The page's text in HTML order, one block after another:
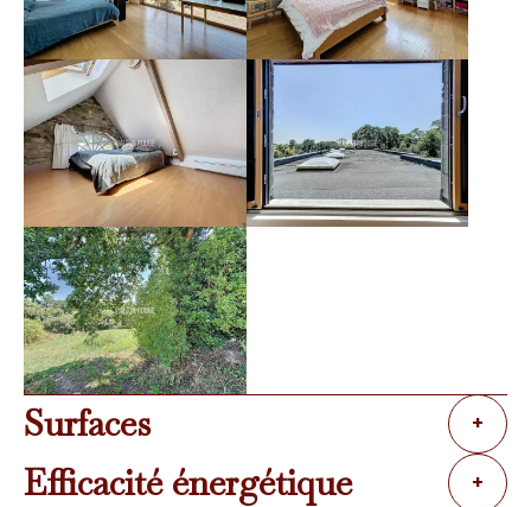
Surfaces +
Efficacité énergétique +